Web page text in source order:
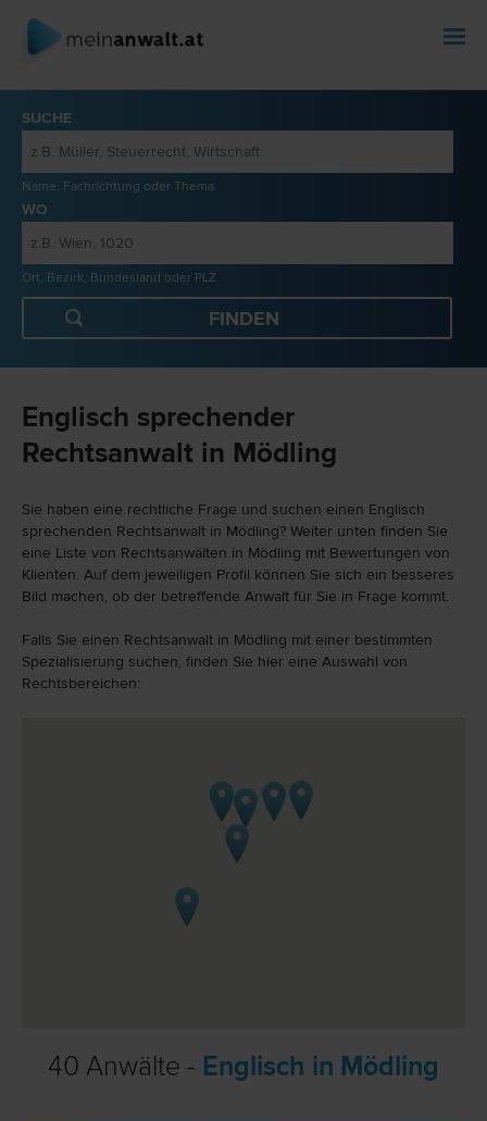
SUCHE
Name, Fachrichtung oder Thema
WO
Ort, Bezirk, Bundesland oder PLZ
Englisch sprechender
Rechtsanwalt in Mödling
Sie haben eine rechtliche Frage und suchen einen Englisch
sprechenden Rechtsanwalt in Mödling? Weiter unten finden Sie
eine Liste von Rechtsanwälten in Mödling mit Bewertungen von
Klienten. Auf dem jeweiligen Profil können Sie sich ein besseres
Bild machen, ob der betreffende Anwalt für Sie in Frage kommt.
Falls Sie einen Rechtsanwalt in Mödling mit einer bestimmten
Spezialisierung suchen, finden Sie hier eine Auswahl von
Rechtsbereichen:
40 Anwälte - Englisch in Mödling